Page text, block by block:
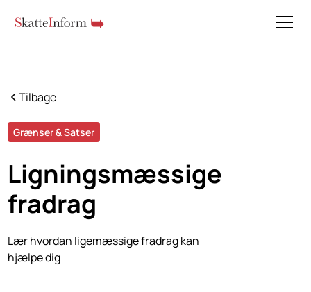
Tilbage
Grænser & Satser
Ligningsmæssige
fradrag
Lær hvordan ligemæssige fradrag kan
hjælpe dig